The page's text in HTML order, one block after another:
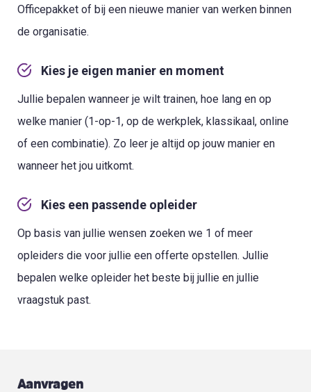
Officepakket of bij een nieuwe manier van werken binnen
de organisatie.
Kies je eigen manier en moment
Jullie bepalen wanneer je wilt trainen, hoe lang en op
welke manier (1-op-1, op de werkplek, klassikaal, online
of een combinatie). Zo leer je altijd op jouw manier en
wanneer het jou uitkomt.
Kies een passende opleider
Op basis van jullie wensen zoeken we 1 of meer
opleiders die voor jullie een offerte opstellen. Jullie
bepalen welke opleider het beste bij jullie en jullie
vraagstuk past.
Aanvragen